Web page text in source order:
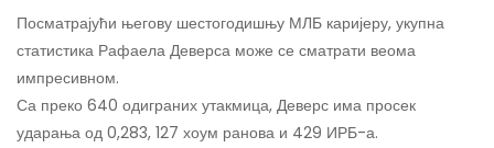
Посматрајући његову шестогодишњу МЛБ каријеру, укупна
статистика Рафаела Деверса може се сматрати веома
импресивном.
Са преко 640 одиграних утакмица, Деверс има просек
ударања од 0,283, 127 хоум ранова и 429 ИРБ-а.